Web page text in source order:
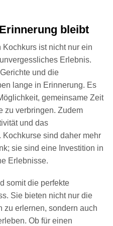
bleibt
ist nicht nur ein
Erlebnis.
und die
lange in Erinnerung. Es
gemeinsame Zeit
zu verbringen. Zudem
und das
sind daher mehr
sie sind eine Investition in
Erlebnisse.
somit die perfekte
Sie bieten nicht nur die
zu erlernen, sondern auch
Ob für einen